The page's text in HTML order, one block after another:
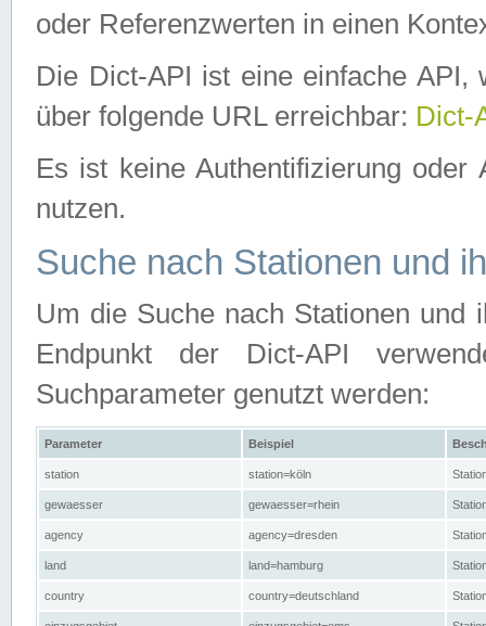
oder Referenzwerten in einen
Die Dict-API ist eine einfache API,
über folgende URL erreichbar: Dict-
Es ist keine Authentifizierung
nutzen.
Suche nach Stationen und
Um die Suche nach Stationen und
Endpunkt der Dict-API
Suchparameter genutzt werden:
Parameter Beispiel
station station=köln
gewaesser gewaesser=rhein
agency agency=dresden
land land=hamburg
country country=deutschland